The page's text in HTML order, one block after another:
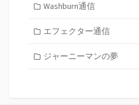
Washburn通信
エフェクター通信
ジャーニーマンの夢